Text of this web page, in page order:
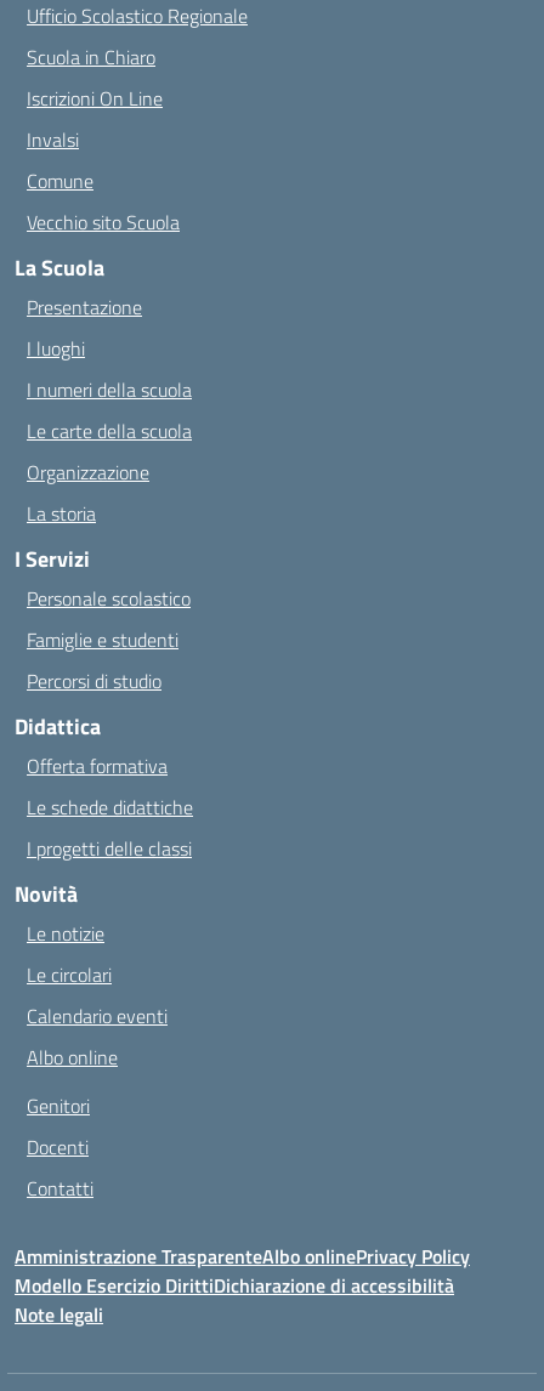
Ufficio Scolastico Regionale
Scuola in Chiaro
Iscrizioni On Line
Invalsi
Comune
Vecchio sito Scuola
La Scuola
Presentazione
I luoghi
I numeri della scuola
Le carte della scuola
Organizzazione
La storia
I Servizi
Personale scolastico
Famiglie e studenti
Percorsi di studio
Didattica
Offerta formativa
Le schede didattiche
I progetti delle classi
Novità
Le notizie
Le circolari
Calendario eventi
Albo online
Genitori
Docenti
Contatti
Amministrazione TrasparenteAlbo onlinePrivacy Policy
Modello Esercizio DirittiDichiarazione di accessibilità
Note legali